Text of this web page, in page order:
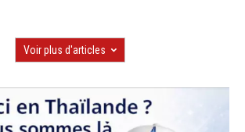
Voir plus d'articles